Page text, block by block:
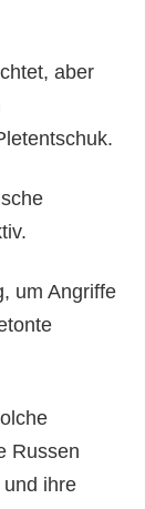
aber
um Angriffe
Russen
ihre